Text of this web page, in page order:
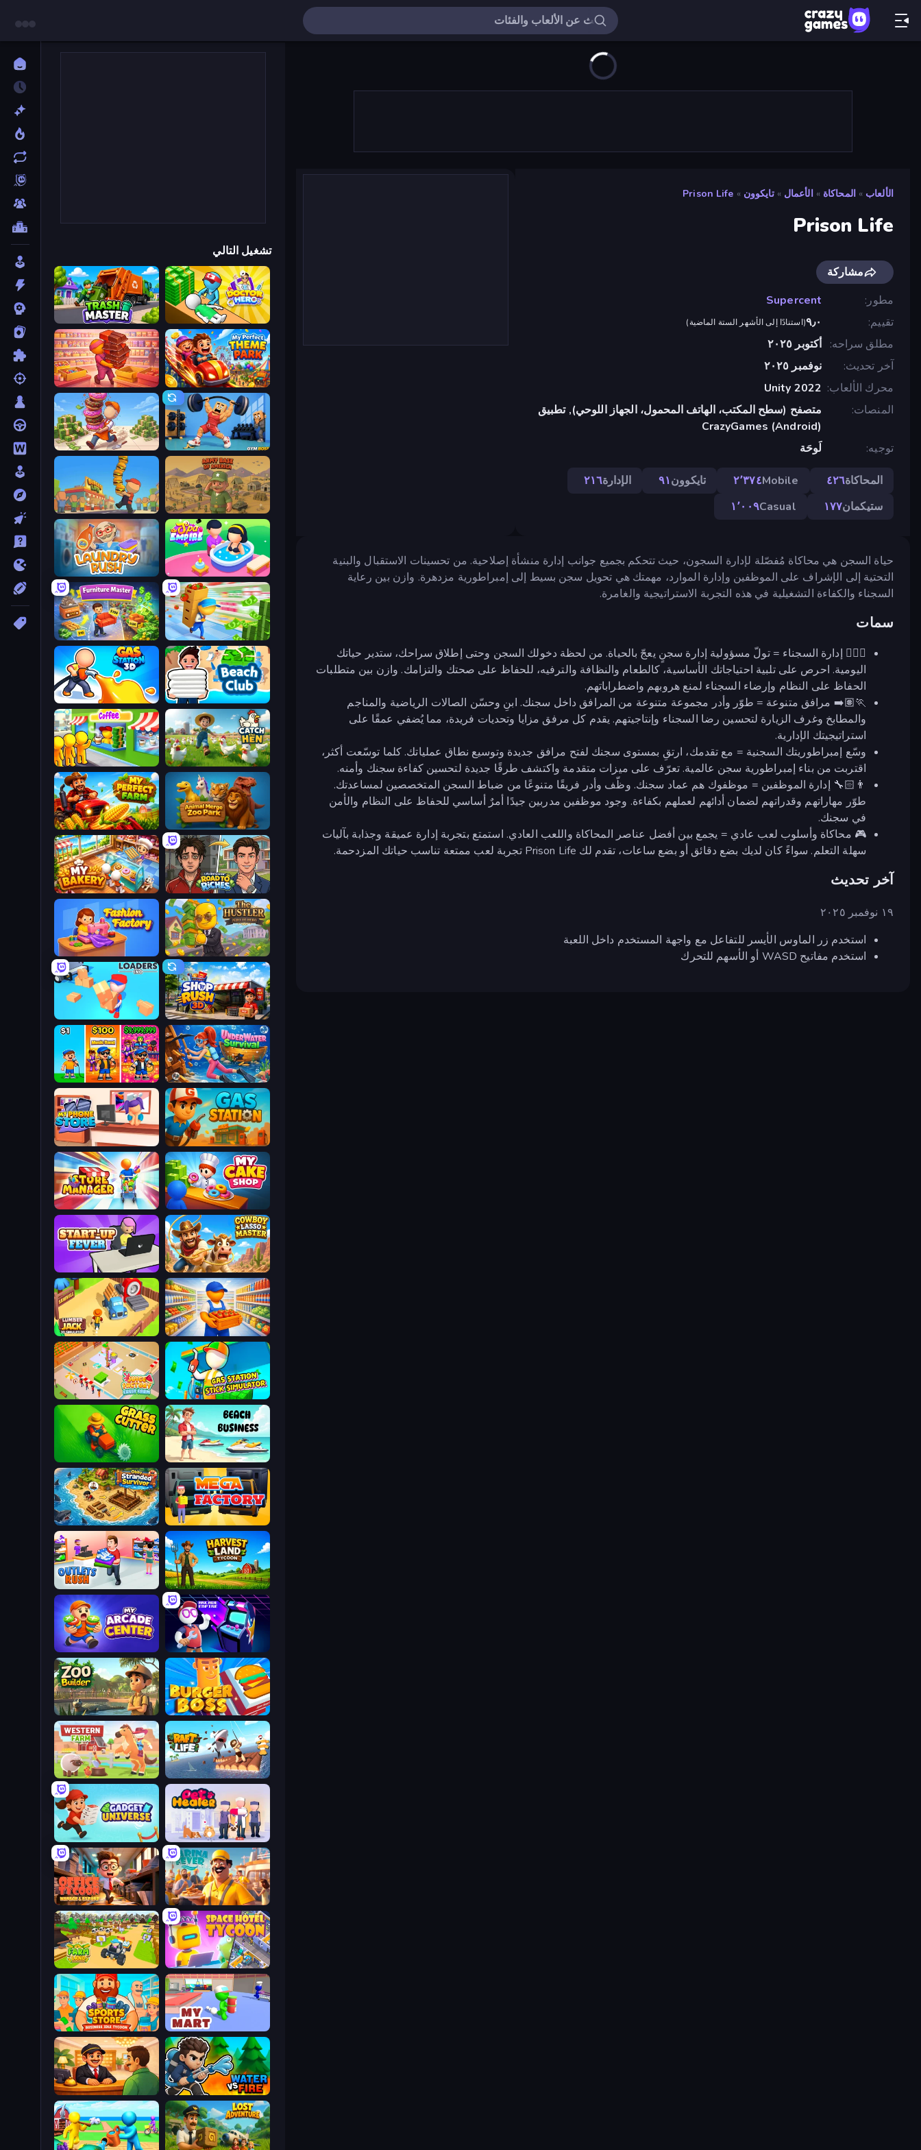
الألعاب » المحاكاة » الأعمال » تايكوون »
Prison Life
Prison Life
مشاركة
مطور
Supercent
تقييم
٩٫٠(استنادًا إلى الأشهر الستة الماضية)
مطلق سراحه
أكتوبر ٢٠٢٥
آخر تحديث
نوفمبر ٢٠٢٥
محرك الألعاب Unity 2022
المنصات
متصفح (سطح المكتب، الهاتف المحمول، الجهاز اللوحي), تطبيق
CrazyGames (Android)
توجيه
لَوحَة
المحاكاة٤٢٦ Mobile٢٬٣٧٤ تايكوون٩١ الإدارة٢١٦
ستيكمان١٧٧ Casual١٬٠٠٩
حياة السجن هي محاكاة مُفصّلة لإدارة السجون، حيث تتحكم بجميع جوانب إدارة منشأة إصلاحية. من تحسينات الاستقبال والبنية
التحتية إلى الإشراف على الموظفين وإدارة الموارد، مهمتك هي تحويل سجن بسيط إلى إمبراطورية مزدهرة. وازن بين رعاية
السجناء والكفاءة التشغيلية في هذه التجربة الاستراتيجية والغامرة.
سمات
👮🏻‍♂️ إدارة السجناء = تولّ مسؤولية إدارة سجنٍ يعجّ بالحياة. من لحظة دخولك السجن وحتى إطلاق سراحك، ستدير حياتك
اليومية. احرص على تلبية احتياجاتك الأساسية، كالطعام والنظافة والترفيه، للحفاظ على صحتك والتزامك. وازن بين متطلبات
الحفاظ على النظام وإرضاء السجناء لمنع هروبهم واضطراباتهم.
🏃🏽‍➡️ مرافق متنوعة = طوّر وأدر مجموعة متنوعة من المرافق داخل سجنك. ابنِ وحسّن الصالات الرياضية والمناجم
والمطابخ وغرف الزيارة لتحسين رضا السجناء وإنتاجيتهم. يقدم كل مرفق مزايا وتحديات فريدة، مما يُضفي عمقًا على
استراتيجيتك الإدارية.
وسّع إمبراطوريتك السجنية = مع تقدمك، ارتقِ بمستوى سجنك لفتح مرافق جديدة وتوسيع نطاق عملياتك. كلما توسّعت أكثر،
اقتربت من بناء إمبراطورية سجن عالمية. تعرّف على ميزات متقدمة واكتشف طرقًا جديدة لتحسين كفاءة سجنك وأمنه.
👨🏻‍🔧 إدارة الموظفين = موظفوك هم عماد سجنك. وظّف وأدر فريقًا متنوعًا من ضباط السجن المتخصصين لمساعدتك.
طوّر مهاراتهم وقدراتهم لضمان أدائهم لعملهم بكفاءة. وجود موظفين مدربين جيدًا أمرٌ أساسي للحفاظ على النظام والأمن
في سجنك.
🎮 محاكاة وأسلوب لعب عادي = يجمع بين أفضل عناصر المحاكاة واللعب العادي. استمتع بتجربة إدارة عميقة وجذابة بآليات
سهلة التعلم. سواءً كان لديك بضع دقائق أو بضع ساعات، تقدم لك Prison Life تجربة لعب ممتعة تناسب حياتك المزدحمة.
آخر تحديث
١٩ نوفمبر ٢٠٢٥
استخدم زر الماوس الأيسر للتفاعل مع واجهة المستخدم داخل اللعبة
استخدم مفاتيح WASD أو الأسهم للتحرك
تشغيل التالي
Doctor Hero
Trash Master
My Perfect Theme Park
Candy Packing Store
Gym Boss
Donut Place
Army Base Of America
Burger Life
Spa Empire
Laundry Rush
Supermarket Empire
Furniture Master: Idle Tycoon
Beach Club
Gas Station 3D
Catch the Hen
Coffee Idle
Animal Merge Zoo Park
My Perfect Farm
Life Simulator: Road to Riches
My bakery
The Hustler
Fashion Factory
Shop Rush 3D
Loaders Inc
Underwater Survival
Music Band
Gas Station
My Phone Store
My Cake Shop
Store Manager
Cowboy Lasso Master
StartUp Fever
Supermarket Manager
Lumberjack 3D Simulator
Gas Station - Stick Simulator
Juice Factory - Fruit Farm
Beach Business
Mega Factory
Obby Stranded Survivor
Harvest Land Tycoon
Outlets Rush
Arcade Empire
My Arcade Center
Burger Boss
Zoo Builder
Raft Life
Western Farm
Pet Healer - Vet Hospital
Gadget Universe
Marina Fever Tycoon
Office Tycoon: Expand & Manage
My Space Hotel: Tycoon
Farm Land 3D
My Mart
Sports Store: Idle Business Tycoon
Water vs Fire
Idle Hotel Empire Tycoon